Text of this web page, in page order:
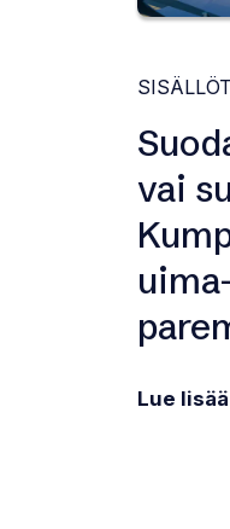
SISÄLLÖT
vai
Lue lisää